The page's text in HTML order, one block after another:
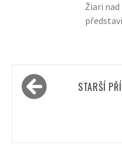
Žiari nad
Navigace
pro
STARŠÍ